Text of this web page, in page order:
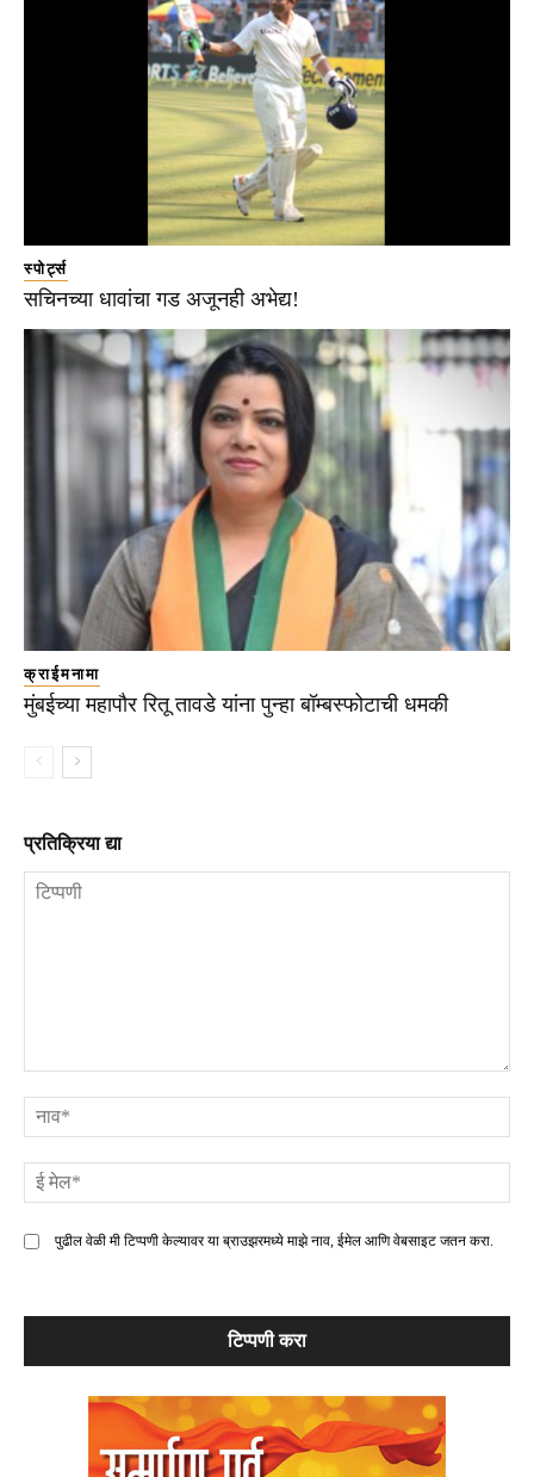
स्पोर्ट्स
सचिनच्या धावांचा गड अजूनही अभेद्य!
क्राईमनामा
मुंबईच्या महापौर रितू तावडे यांना पुन्हा बॉम्बस्फोटाची धमकी
प्रतिक्रिया द्या
पुढील वेळी मी टिप्पणी केल्यावर या ब्राउझरमध्ये माझे नाव, ईमेल आणि वेबसाइट जतन करा.